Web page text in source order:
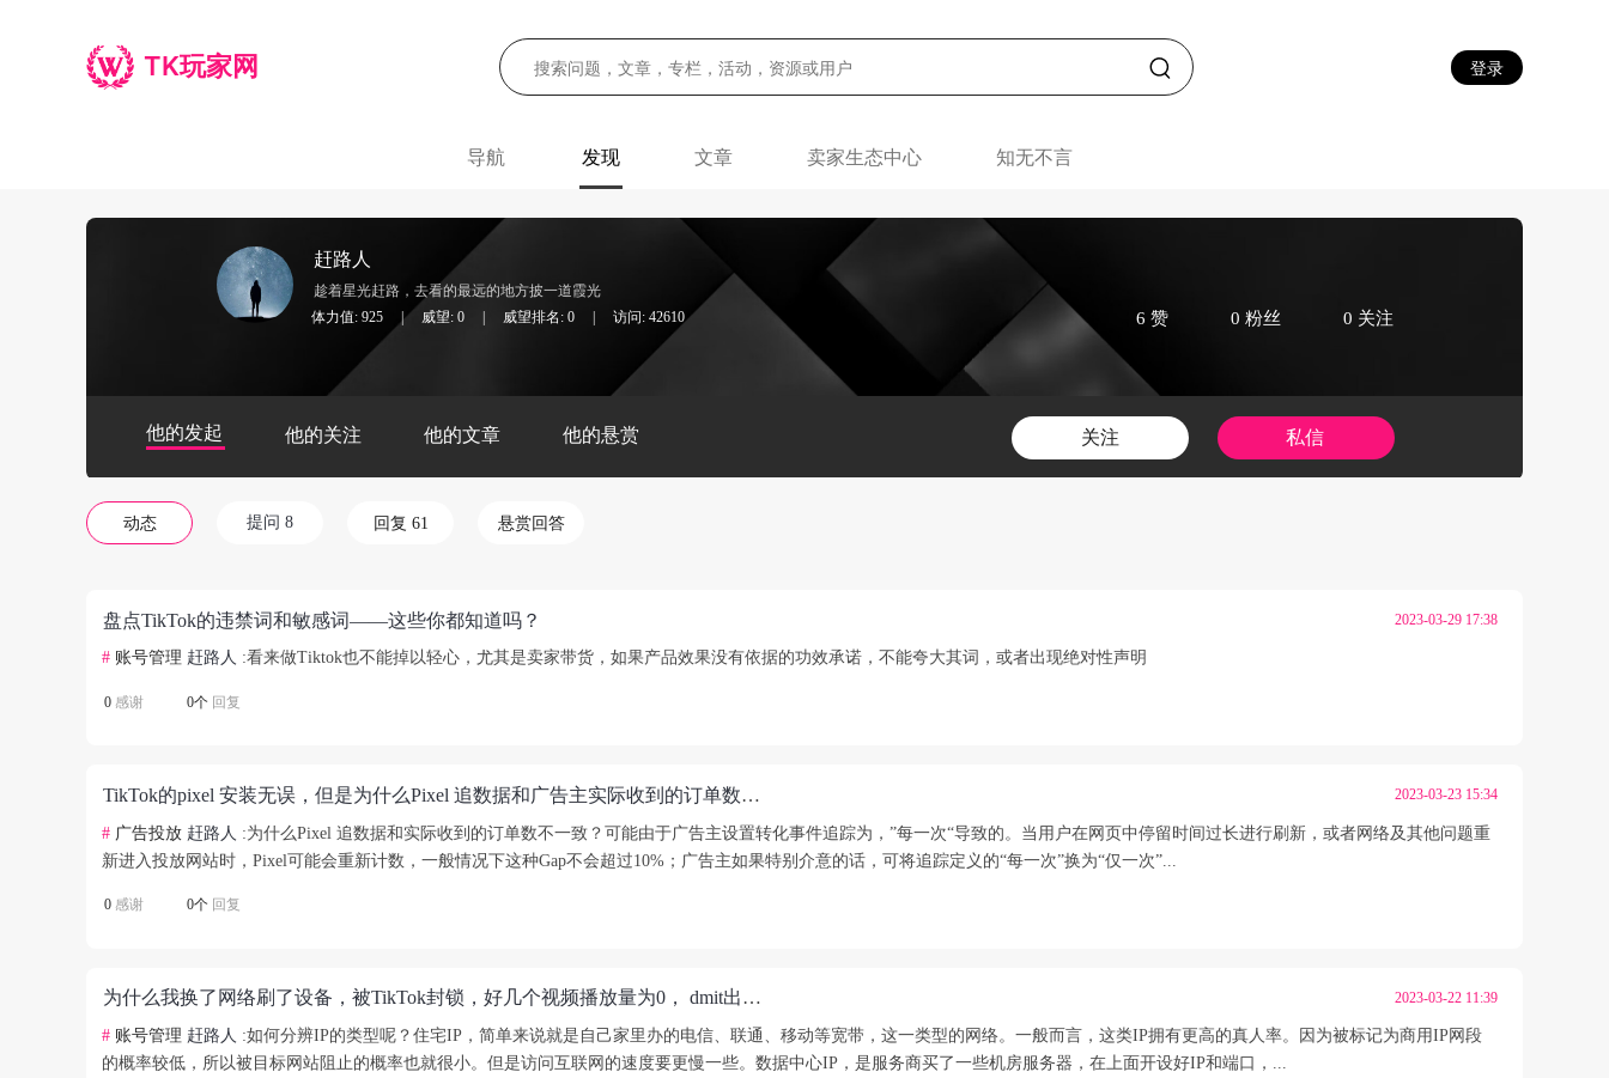
TK玩家网 登录
导航 发现 文章 卖家生态中心 知无不言
赶路人
趁着星光赶路，去看的最远的地方披一道霞光
体力值: 925
威望: 0 威望排名: 0 访问: 42610 6 赞 0 粉丝 0 关注
他的发起 他的关注 他的文章 他的悬赏 关注 私信
动态 提问 8 回复 61 悬赏回答
盘点TikTok的违禁词和敏感词——这些你都知道吗？ 2023-03-29 17:38
# 账号管理 赶路人 :看来做Tiktok也不能掉以轻心，尤其是卖家带货，如果产品效果没有依据的功效承诺，不能夸大其词，或者出现绝对性声明
0 感谢 0个 回复
TikTok的pixel 安装无误，但是为什么Pixel 追数据和广告主实际收到的订单数不一致？使用pixel过程中，出现报错，预览后收不到预览转化数据？ 2023-03-23 15:34
# 广告投放 赶路人 :为什么Pixel 追数据和实际收到的订单数不一致？可能由于广告主设置转化事件追踪为，”每一次“导致的。当用户在网页中停留时间过长进行刷新，或者网络及其他问题重
新进入投放网站时，Pixel可能会重新计数，一般情况下这种Gap不会超过10%；广告主如果特别介意的话，可将追踪定义的“每一次”换为“仅一次”...
0 感谢 0个 回复
为什么我换了网络刷了设备，被TikTok封锁，好几个视频播放量为0， dmit出现红匿名，如何解决？据说是IP感染度问题，之前服务商并未告知IP是属于哪种类型，如何分辨IP的类型呢？ 2023-03-22 11:39
# 账号管理 赶路人 :如何分辨IP的类型呢？住宅IP，简单来说就是自己家里办的电信、联通、移动等宽带，这一类型的网络。一般而言，这类IP拥有更高的真人率。因为被标记为商用IP网段
的概率较低，所以被目标网站阻止的概率也就很小。但是访问互联网的速度要更慢一些。数据中心IP，是服务商买了一些机房服务器，在上面开设好IP和端口，...